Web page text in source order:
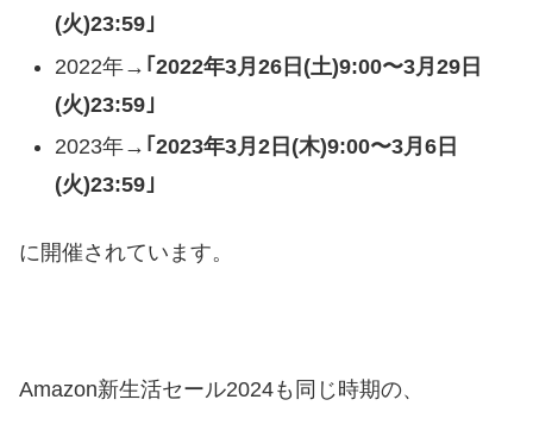
(火)23:59｣
2022年→ ｢2022年3月26日(土)9:00〜3月29日
(火)23:59｣
2023年→ ｢2023年3月2日(木)9:00〜3月6日
(火)23:59｣
に開催されています。
Amazon新生活セール2024も同じ時期の、